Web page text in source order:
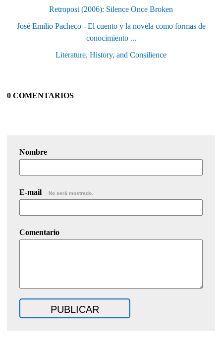
Retropost (2006): Silence Once Broken
José Emilio Pacheco - El cuento y la novela como formas de
conocimiento ...
Literature, History, and Consilience
0 COMENTARIOS
Nombre
E-mail No será mostrado.
Comentario